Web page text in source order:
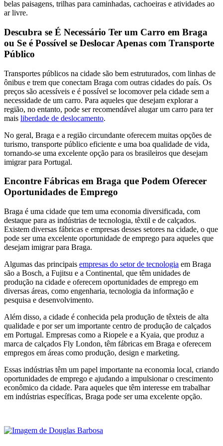
belas paisagens, trilhas para caminhadas, cachoeiras e atividades ao
ar livre.
Descubra se É Necessário Ter um Carro em Braga
ou Se é Possível se Deslocar Apenas com Transporte
Público
Transportes públicos na cidade são bem estruturados, com linhas de
ônibus e trem que conectam Braga com outras cidades do país. Os
preços são acessíveis e é possível se locomover pela cidade sem a
necessidade de um carro. Para aqueles que desejam explorar a
região, no entanto, pode ser recomendável alugar um carro para ter
mais liberdade de deslocamento.
No geral, Braga e a região circundante oferecem muitas opções de
turismo, transporte público eficiente e uma boa qualidade de vida,
tornando-se uma excelente opção para os brasileiros que desejam
imigrar para Portugal.
Encontre Fábricas em Braga que Podem Oferecer
Oportunidades de Emprego
Braga é uma cidade que tem uma economia diversificada, com
destaque para as indústrias de tecnologia, têxtil e de calçados.
Existem diversas fábricas e empresas desses setores na cidade, o que
pode ser uma excelente oportunidade de emprego para aqueles que
desejam imigrar para Braga.
Algumas das principais empresas do setor de tecnologia em Braga
são a Bosch, a Fujitsu e a Continental, que têm unidades de
produção na cidade e oferecem oportunidades de emprego em
diversas áreas, como engenharia, tecnologia da informação e
pesquisa e desenvolvimento.
Além disso, a cidade é conhecida pela produção de têxteis de alta
qualidade e por ser um importante centro de produção de calçados
em Portugal. Empresas como a Riopele e a Kyaia, que produz a
marca de calçados Fly London, têm fábricas em Braga e oferecem
empregos em áreas como produção, design e marketing.
Essas indústrias têm um papel importante na economia local, criando
oportunidades de emprego e ajudando a impulsionar o crescimento
econômico da cidade. Para aqueles que têm interesse em trabalhar
em indústrias específicas, Braga pode ser uma excelente opção.